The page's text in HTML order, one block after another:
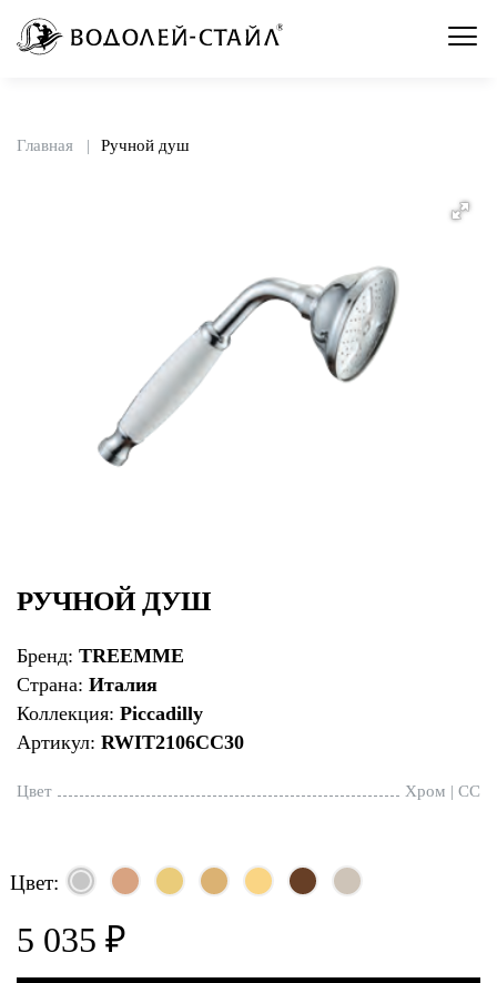
Главная Ручной душ
РУЧНОЙ ДУШ
Бренд: TREEMME
Страна: Италия
Коллекция: Piccadilly
Артикул: RWIT2106CC30
Цвет Хром | CC
Цвет:
5 035 ₽